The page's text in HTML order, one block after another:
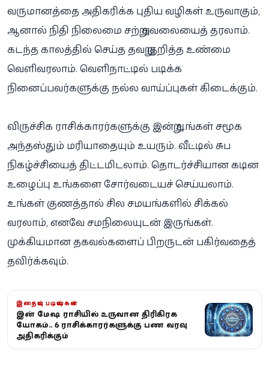
வருமானத்தை அதிகரிக்க புதிய வழிகள் உருவாகும்,
ஆனால் நிதி நிலைமை சற்று கவலையைத் தரலாம்.
கடந்த காலத்தில் செய்த தவறு குறித்த உண்மை
வெளிவரலாம். வெளிநாட்டில் படிக்க
நினைப்பவர்களுக்கு நல்ல வாய்ப்புகள் கிடைக்கும்.
விருச்சிக ராசிக்காரர்களுக்கு இன்று உங்கள் சமூக
அந்தஸ்தும் மரியாதையும் உயரும். வீட்டில் சுப
நிகழ்ச்சியைத் திட்டமிடலாம். தொடர்ச்சியான கடின
உழைப்பு உங்களை சோர்வடையச் செய்யலாம்.
உங்கள் குணத்தால் சில சமயங்களில் சிக்கல்
வரலாம், எனவே சமநிலையுடன் இருங்கள்.
முக்கியமான தகவல்களைப் பிறருடன் பகிர்வதைத்
தவிர்க்கவும்.
இதையும் படியுங்கள்
இன்று மேஷ ராசியில் உருவான திரிகிரக
யோகம்.. 6 ராசிக்காரர்களுக்கு பண வரவு
அதிகரிக்கும்